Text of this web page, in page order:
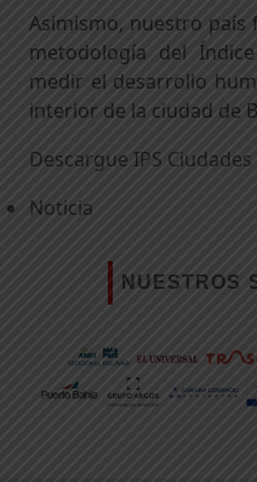
Asimismo, nuestro
metodología del
medir el desarrollo
interior de la ciudad de
Descargue IPS
Noticia
NUESTROS